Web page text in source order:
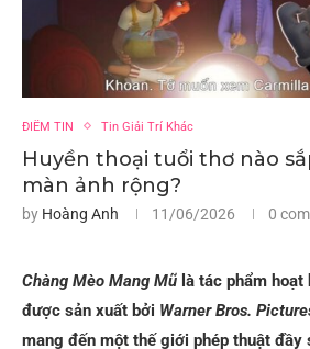
ĐIỂM TIN Tin Giải Trí Khác
Huyền thoại tuổi thơ nào
màn ảnh rộng?
by Hoàng Anh 11/06/2026 0
Chàng Mèo Mang Mũ là tác phẩm
được sản xuất bởi Warner Bros.
mang đến một thế giới phép thuật đầy